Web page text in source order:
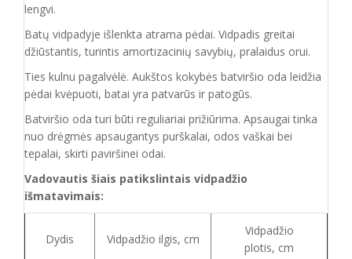
lengvi.
Batų vidpadyje išlenkta atrama pėdai. Vidpadis greitai
džiūstantis, turintis amortizacinių savybių, pralaidus orui.
Ties kulnu pagalvėlė. Aukštos kokybės batviršio oda leidžia
pėdai kvėpuoti, batai yra patvarūs ir patogūs.
Batviršio oda turi būti reguliariai prižiūrima. Apsaugai tinka
nuo drėgmės apsaugantys purškalai, odos vaškai bei
tepalai, skirti paviršinei odai.
Vadovautis šiais patikslintais vidpadžio
išmatavimais:
Dydis Vidpadžio ilgis, cm
Vidpadžio
plotis, cm